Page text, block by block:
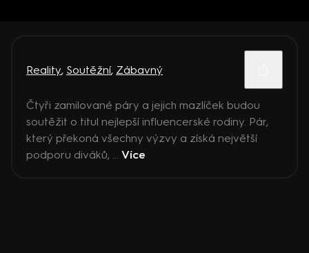
Reality, Soutěžní, Zábavný
Čtyři zamilované páry a jejich mazlíček budou
soutěžit o titul nejlepší influencerské rodiny. Pár,
který překoná všechny výzvy a získá největší
podporu diváků, ... Více